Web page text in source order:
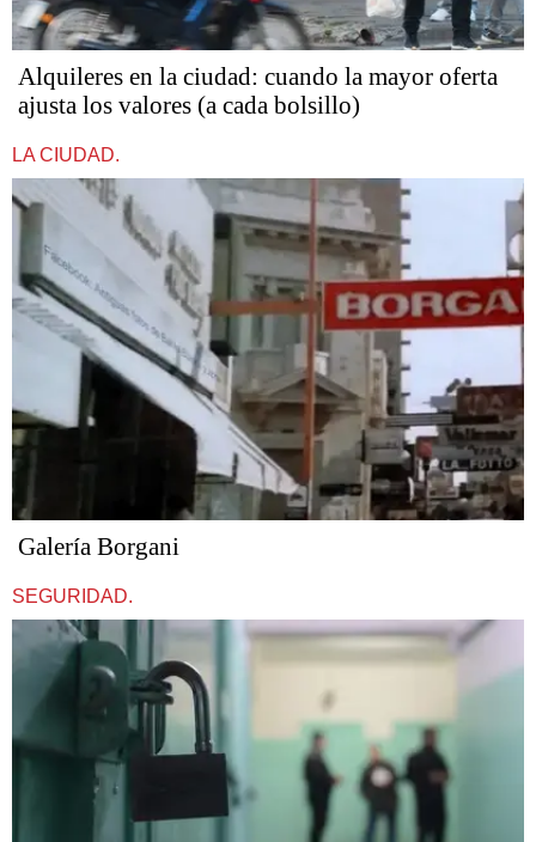
Alquileres en la ciudad: cuando la mayor oferta
ajusta los valores (a cada bolsillo)
LA CIUDAD.
Galería Borgani
SEGURIDAD.